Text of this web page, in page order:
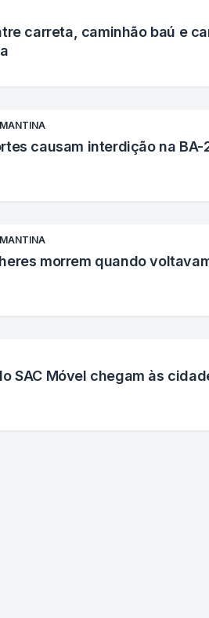
carreta, caminhão baú e
causam interdição na
morrem quando
SAC Móvel chegam às